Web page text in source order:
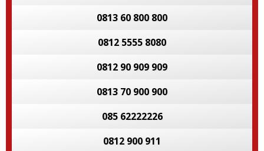
0813 60 800 800
0812 5555 8080
0812 90 909 909
0813 70 900 900
085 62222226
0812 900 911